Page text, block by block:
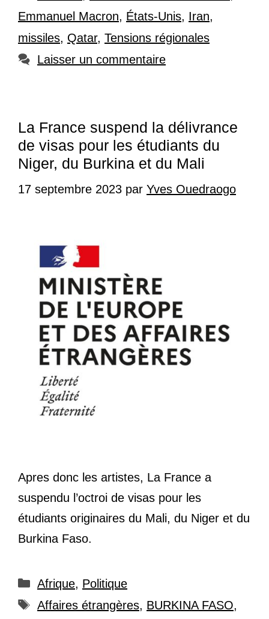
Emmanuel Macron, États-Unis, Iran,
missiles, Qatar, Tensions régionales
Laisser un commentaire
La France suspend la délivrance
de visas pour les étudiants du
Niger, du Burkina et du Mali
17 septembre 2023 par Yves Ouedraogo
Apres donc les artistes, La France a
suspendu l’octroi de visas pour les
étudiants originaires du Mali, du Niger et du
Burkina Faso.
Catégories
Afrique, Politique
Étiquettes
Affaires étrangères, BURKINA FASO,